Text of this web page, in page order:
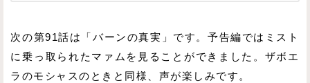
次の第91話は「バーンの真実」です。予告編ではミスト
に乗っ取られたマァムを見ることができました。ザボエ
ラのモシャスのときと同様、声が楽しみです。